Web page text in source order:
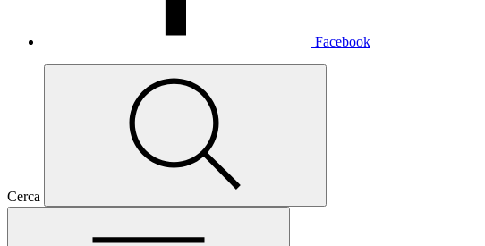
Facebook
Cerca